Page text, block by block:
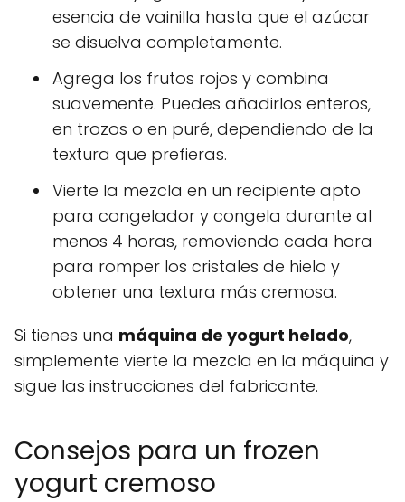
esencia de vainilla hasta que el azúcar
se disuelva completamente.
Agrega los frutos rojos y combina
suavemente. Puedes añadirlos enteros,
en trozos o en puré, dependiendo de la
textura que prefieras.
Vierte la mezcla en un recipiente apto
para congelador y congela durante al
menos 4 horas, removiendo cada hora
para romper los cristales de hielo y
obtener una textura más cremosa.
Si tienes una máquina de yogurt helado,
simplemente vierte la mezcla en la máquina y
sigue las instrucciones del fabricante.
Consejos para un frozen
yogurt cremoso